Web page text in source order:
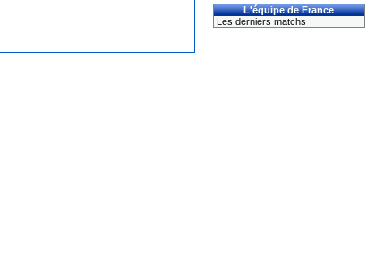
L'équipe de France
Les derniers matchs